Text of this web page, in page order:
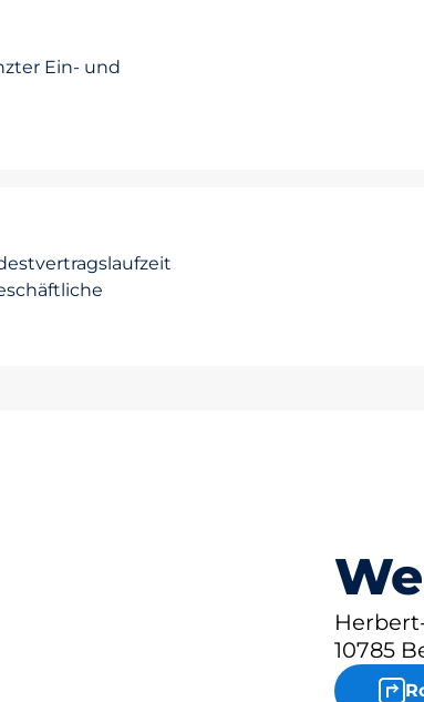
Ein- und
10785